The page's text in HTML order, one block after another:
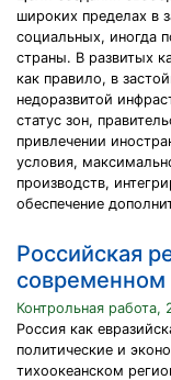
широких пределах в
социальных, иногда
страны. В развитых
как правило, в
недоразвитой
статус зон,
привлечении
условия,
производств,
обеспечение
Российская
современном
Контрольная работа,
Россия как
политические и
тихоокеанском